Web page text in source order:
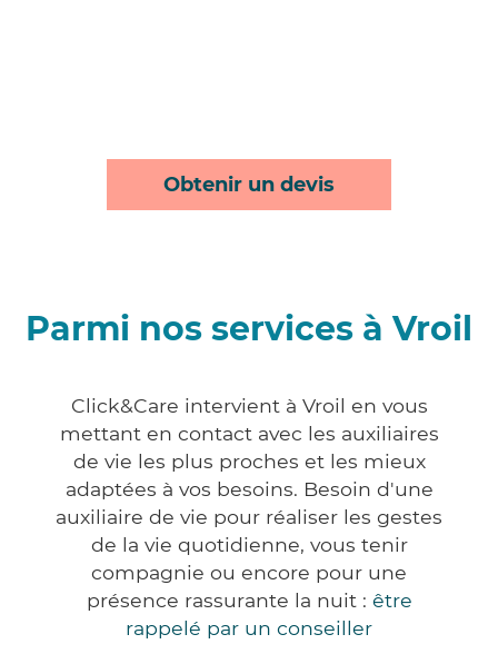
Obtenir un devis
Parmi nos services à Vroil
Click&Care intervient à Vroil en vous
mettant en contact avec les auxiliaires
de vie les plus proches et les mieux
adaptées à vos besoins. Besoin d'une
auxiliaire de vie pour réaliser les gestes
de la vie quotidienne, vous tenir
compagnie ou encore pour une
présence rassurante la nuit : être
rappelé par un conseiller